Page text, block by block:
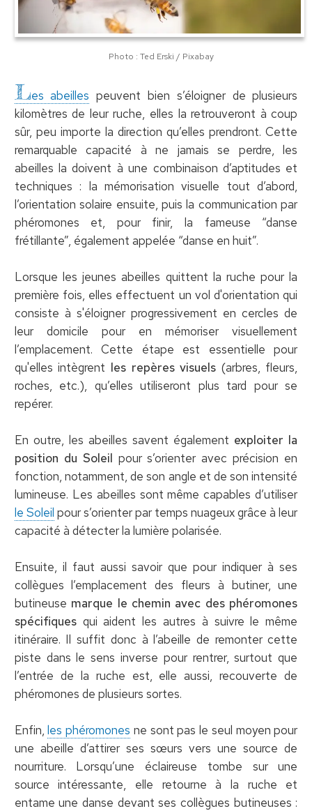
Photo : Ted Erski / Pixabay
Les abeilles peuvent bien s’éloigner de plusieurs
kilomètres de leur ruche, elles la retrouveront à coup
sûr, peu importe la direction qu’elles prendront. Cette
remarquable capacité à ne jamais se perdre, les
abeilles la doivent à une combinaison d’aptitudes et
techniques : la mémorisation visuelle tout d’abord,
l’orientation solaire ensuite, puis la communication par
phéromones et, pour finir, la fameuse “danse
frétillante”, également appelée “danse en huit”.
Lorsque les jeunes abeilles quittent la ruche pour la
première fois, elles effectuent un vol d'orientation qui
consiste à s'éloigner progressivement en cercles de
leur domicile pour en mémoriser visuellement
l’emplacement. Cette étape est essentielle pour
qu'elles intègrent les repères visuels (arbres, fleurs,
roches, etc.), qu’elles utiliseront plus tard pour se
repérer.
En outre, les abeilles savent également exploiter la
position du Soleil pour s’orienter avec précision en
fonction, notamment, de son angle et de son intensité
lumineuse. Les abeilles sont même capables d’utiliser
le Soleil pour s’orienter par temps nuageux grâce à leur
capacité à détecter la lumière polarisée.
Ensuite, il faut aussi savoir que pour indiquer à ses
collègues l’emplacement des fleurs à butiner, une
butineuse marque le chemin avec des phéromones
spécifiquesqui aident les autres à suivre le même
itinéraire. Il suffit donc à l’abeille de remonter cette
piste dans le sens inverse pour rentrer, surtout que
l’entrée de la ruche est, elle aussi, recouverte de
phéromones de plusieurs sortes.
Enfin,les phéromones ne sont pas le seul moyen pour
une abeille d’attirer ses sœurs vers une source de
nourriture. Lorsqu’une éclaireuse tombe sur une
source intéressante, elle retourne à la ruche et
entame une danse devant ses collègues butineuses :